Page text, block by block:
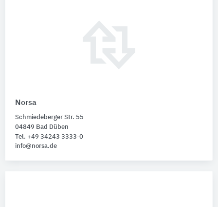
Norsa
Schmiedeberger Str. 55
04849 Bad Düben
Tel. +49 34243 3333-0
info@norsa.de